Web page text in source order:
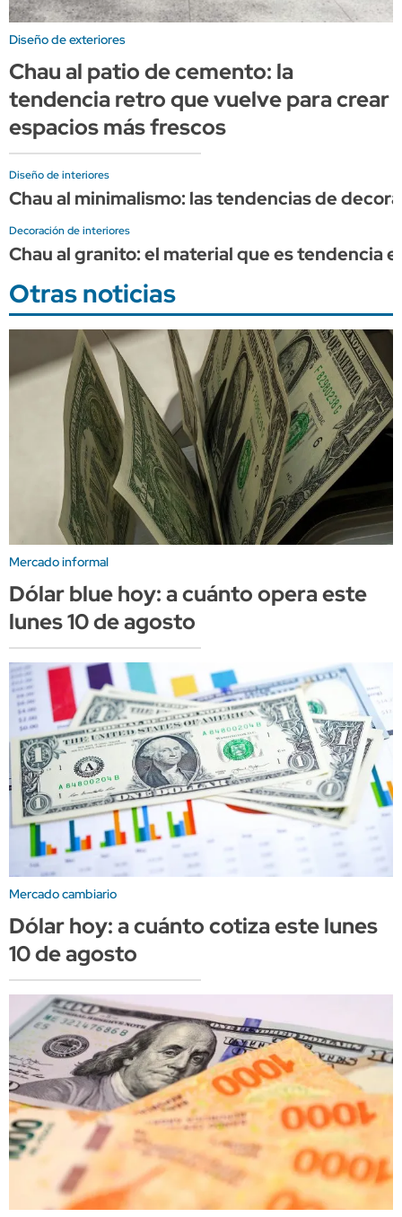
Diseño de exteriores
Chau al patio de cemento: la
tendencia retro que vuelve para crear
espacios más frescos
Diseño de interiores
Chau al minimalismo: las tendencias de
Decoración de interiores
Chau al granito: el material que es tendencia
Otras noticias
Mercado informal
Dólar blue hoy: a cuánto opera este
lunes 10 de agosto
Mercado cambiario
Dólar hoy: a cuánto cotiza este lunes
10 de agosto